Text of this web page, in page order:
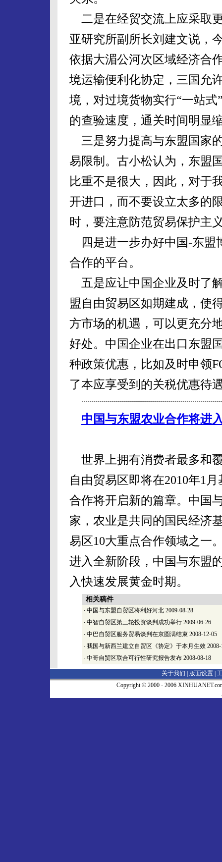
二是在经贸交流上应采取
亚研究所副所长刘建文说，
依据大湄公河次区域经济合
境运输便利化协定，三国允
境，对过境货物实行“一站
的查验速度，通关时间明显
三是努力提高与东盟国家
易限制。古小松认为，东盟
比重不是很大，因此，对于
开进口，而不要设立太多的
时，要注意防范贸易保护主
四是进一步办好中国-东盟
合作的平台。
五是应让中国企业及时了
盟自由贸易区如期建成，使
方市场的机遇，可以更充分
好处。中国企业在出口东盟
种政策优惠，比如及时申领
了本应享受到的关税优惠待
中国与东盟农业合作将进
世界上拥有消费者最多和
自由贸易区即将在2010年1
合作将开启新的篇章。中国
家，农业是共同的国民经济
易区10大重点合作领域之一
进入全新阶段，中国与东盟
入快速发展黄金时期。
相关稿件
· 中国与东盟自贸区将利好河北 2009-08-28
· 中智自贸区第三轮投资谈判成功举行 2009-06-26
· 中巴自贸区服务贸易谈判在京圆满结束 2008-12-05
· 我国与新西兰建立自贸区《协定》于本月生效
· 中哥自贸区联合可行性研究报告发布 2008-08-18
关于我们 | 版面设置
Copyright © 2000 - 2006